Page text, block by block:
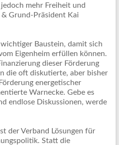
mehr Freiheit und
Grund-Präsident Kai
Baustein, damit sich
Eigenheim erfüllen können.
dieser Förderung
die oft diskutierte, aber bisher
energetischer
Warnecke. Gebe es
endlose Diskussionen, werde
der Verband Lösungen für
Statt die